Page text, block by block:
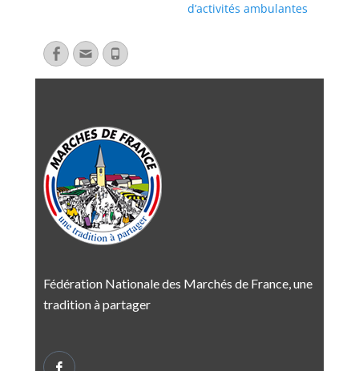
d’activités ambulantes
Fédération Nationale des Marchés de France, une
tradition à partager